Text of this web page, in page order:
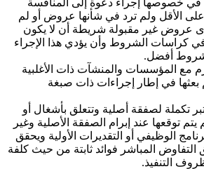
في خصوصها إجراء دعوة إلى المنافسة
على الأقل ولم ترد في شأنها عروض أو لم
عروض غير مقبولة شريطة أن لا يكون
كراسات الشروط وأن يؤدي هذا الإجراء
أفضل.
مع المؤسسات والمنشآت ذات الأغلبية
بعثها في إطار إجراءات ذات صبغة
تكملة لصفقة أصلية وتتعلق بأشغال أو
توقعها عند إبرام الصفقة الأصلية وغير
الوظيفي أو التقديرات الأولية ويحقق
التفاوض المباشر فوائد ثابتة من حيث كلفة
التنفيذ.